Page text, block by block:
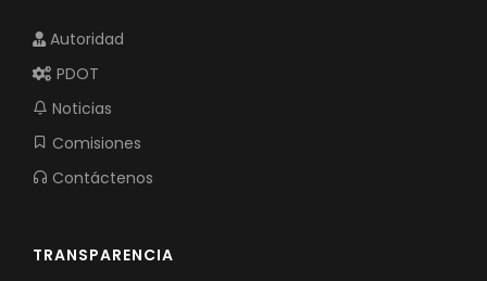
Autoridad
PDOT
Noticias
Comisiones
Contáctenos
TRANSPARENCIA